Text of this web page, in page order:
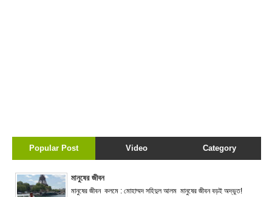
Popular Post Video Category
মানুষের জীবন
মানুষের জীবন কলমে : মোহাম্মদ সহিদুল আলম মানুষের জীবন বড়ই অদ্ভুত!